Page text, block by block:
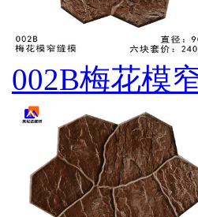
002B梅花模